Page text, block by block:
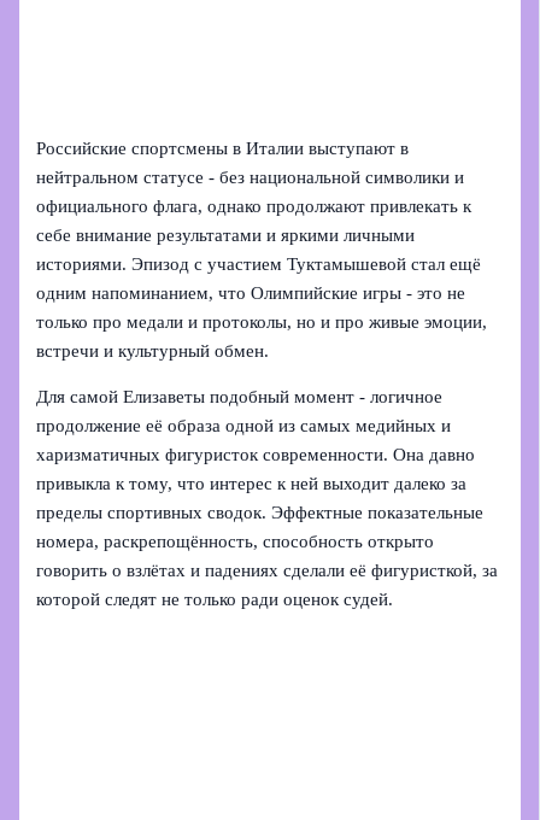
Российские спортсмены в Италии выступают в
нейтральном статусе - без национальной символики и
официального флага, однако продолжают привлекать к
себе внимание результатами и яркими личными
историями. Эпизод с участием Туктамышевой стал ещё
одним напоминанием, что Олимпийские игры - это не
только про медали и протоколы, но и про живые эмоции,
встречи и культурный обмен.
Для самой Елизаветы подобный момент - логичное
продолжение её образа одной из самых медийных и
харизматичных фигуристок современности. Она давно
привыкла к тому, что интерес к ней выходит далеко за
пределы спортивных сводок. Эффектные показательные
номера, раскрепощённость, способность открыто
говорить о взлётах и падениях сделали её фигуристкой, за
которой следят не только ради оценок судей.